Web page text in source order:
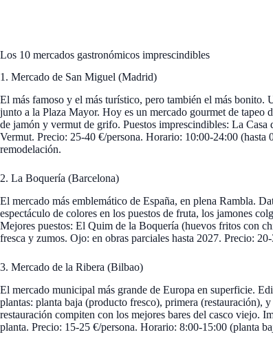
Los 10 mercados gastronómicos imprescindibles
1. Mercado de San Miguel (Madrid)
El más famoso y el más turístico, pero también el más
junto a la Plaza Mayor. Hoy es un mercado gourmet de tapeo
de jamón y vermut de grifo. Puestos imprescindibles: La
Vermut. Precio: 25-40 €/persona. Horario: 10:00-24:00 (hasta
remodelación.
2. La Boquería (Barcelona)
El mercado más emblemático de España, en plena Rambla.
espectáculo de colores en los puestos de fruta, los jamones
Mejores puestos: El Quim de la Boquería (huevos fritos con
fresca y zumos. Ojo: en obras parciales hasta 2027. Precio:
3. Mercado de la Ribera (Bilbao)
El mercado municipal más grande de Europa en superficie.
plantas: planta baja (producto fresco), primera (restauración),
restauración compiten con los mejores bares del casco viejo.
planta. Precio: 15-25 €/persona. Horario: 8:00-15:00 (planta